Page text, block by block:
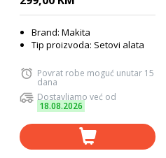
Brand: Makita
Tip proizvoda: Setovi alata
Povrat robe moguć unutar 15
dana
Dostavljamo već od
18.08.2026